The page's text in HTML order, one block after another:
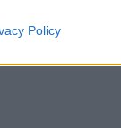
Policy